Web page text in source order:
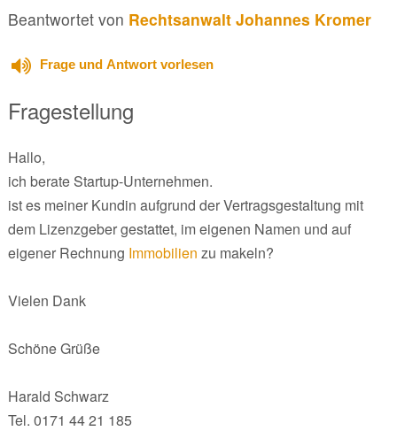
Beantwortet von Rechtsanwalt Johannes Kromer
Frage und Antwort vorlesen
Fragestellung
Hallo,
ich berate Startup-Unternehmen.
ist es meiner Kundin aufgrund der Vertragsgestaltung mit
dem Lizenzgeber gestattet, im eigenen Namen und auf
eigener Rechnung Immobilien zu makeln?
Vielen Dank
Schöne Grüße
Harald Schwarz
Tel. 0171 44 21 185